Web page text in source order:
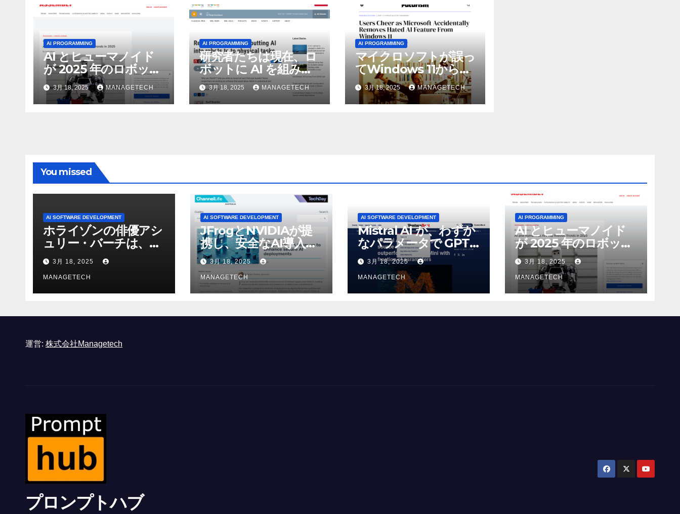
AI PROGRAMMING
AI とヒューマノイド
が 2025 年のロボット
のトップトレンドに |
ASSEMBLY
3月 18, 2025 MANAGETECH
AI PROGRAMMING
研究者たちは現在、ロ
ボットに AI を組み込
んで物理的な作業を実
行させている | ノーザ
ン パブリック ラジオ:
3月 18, 2025 MANAGETECH
AI PROGRAMMING
マイクロソフトが誤っ
てWindows 11から嫌
われているAI機能を削
除したことにユーザー
が歓喜
3月 18, 2025 MANAGETECH
You missed
AI SOFTWARE DEVELOPMENT
ホライゾンの俳優アシ
ュリー・バーチは、ソ
ニーのAIアロイのビデ
オを見て「ゲームパフ
ォーマンスという芸術
形式に不安を感じた」
3月 18, 2025
MANAGETECH
AI SOFTWARE DEVELOPMENT
JFrogとNVIDIAが提
携し、安全なAI導入を
強化
3月 18, 2025
MANAGETECH
AI SOFTWARE DEVELOPMENT
Mistral AI が、わずか
なパラメータで GPT-
4o Mini を上回る新し
いオープンソース モ
デルをリリース |
VentureBeat
3月 18, 2025
MANAGETECH
AI PROGRAMMING
AI とヒューマノイド
が 2025 年のロボット
のトップトレンドに |
ASSEMBLY
3月 18, 2025
MANAGETECH
運営: 株式会社Managetech
プロンプトハブ